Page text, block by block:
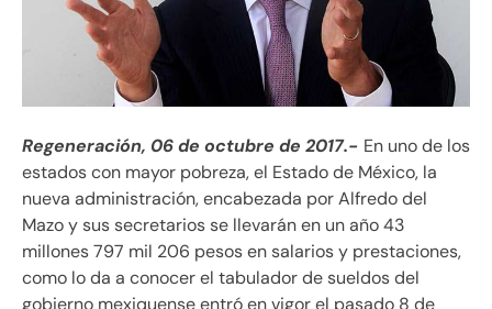
Regeneración, 06 de octubre de 2017.- En uno de los
estados con mayor pobreza, el Estado de México, la
nueva administración, encabezada por Alfredo del
Mazo y sus secretarios se llevarán en un año 43
millones 797 mil 206 pesos en salarios y prestaciones,
como lo da a conocer el tabulador de sueldos del
gobierno mexiquense entró en vigor el pasado 8 de